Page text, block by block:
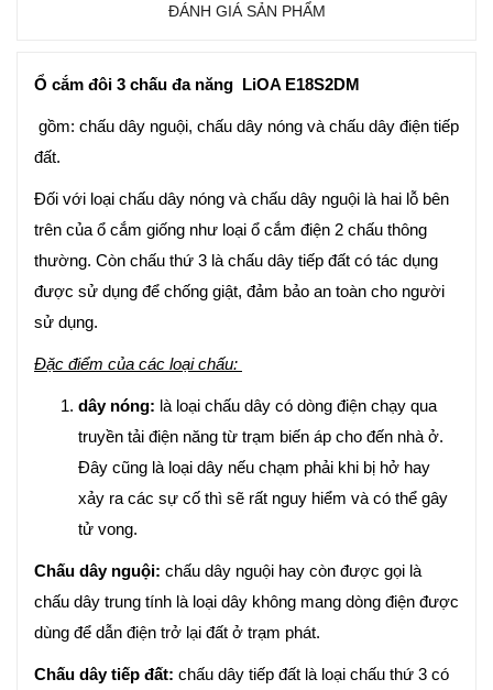
ĐÁNH GIÁ SẢN PHẨM
Ổ cắm đôi 3 chấu đa năng LiOA E18S2DM
gồm: chấu dây nguội, chấu dây nóng và chấu dây điện tiếp
đất.
Đối với loại chấu dây nóng và chấu dây nguội là hai lỗ bên
trên của ổ cắm giống như loại ổ cắm điện 2 chấu thông
thường. Còn chấu thứ 3 là chấu dây tiếp đất có tác dụng
được sử dụng để chống giật, đảm bảo an toàn cho người
sử dụng.
Đặc điểm của các loại chấu:
dây nóng: là loại chấu dây có dòng điện chạy qua
truyền tải điện năng từ trạm biến áp cho đến nhà ở.
Đây cũng là loại dây nếu chạm phải khi bị hở hay
xảy ra các sự cố thì sẽ rất nguy hiểm và có thể gây
tử vong.
Chấu dây nguội: chấu dây nguội hay còn được gọi là
chấu dây trung tính là loại dây không mang dòng điện được
dùng để dẫn điện trở lại đất ở trạm phát.
Chấu dây tiếp đất: chấu dây tiếp đất là loại chấu thứ 3 có